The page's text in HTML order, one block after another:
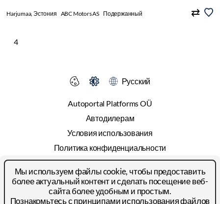
Harjumaa, Эстония ABC Motors AS Подержанный
4
Autoportal Platforms OÜ
Автодилерам
Условия использования
Политика конфиденциальности
Cookies
Прайс-лист
Реклама
Русский
Мы используем файлы cookie, чтобы предоставить
более актуальный контент и сделать посещение веб-
сайта более удобным и простым.
Познакомьтесь с принципамииспользования файлов